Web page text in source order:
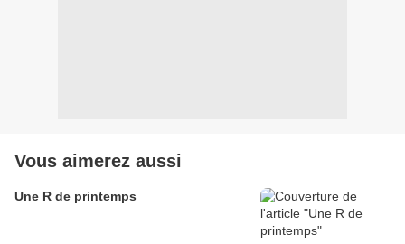
Vous aimerez aussi
Une R de printemps